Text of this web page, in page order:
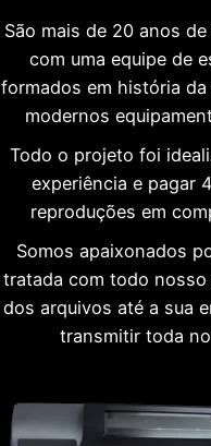
São mais de 20 anos
com uma equipe de
formados em história
modernos
Todo o projeto foi
experiência e pagar
reproduções em
Somos apaixonados
tratada com todo
dos arquivos até a sua
transmitir toda